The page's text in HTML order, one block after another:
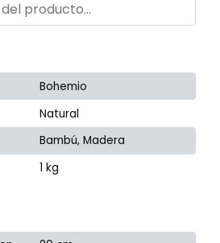
Bohemio
Natural
Bambú, Madera
1 kg